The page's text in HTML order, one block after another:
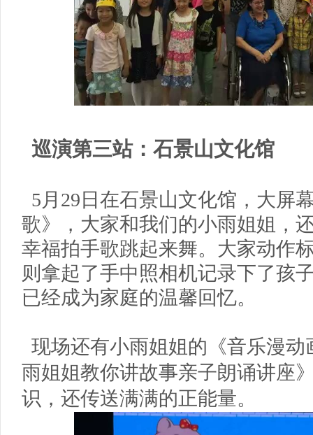
巡演第三站：石景山文化馆
5月29日在石景山文化馆，大屏
歌》，大家和我们的小雨姐姐，
幸福拍手歌跳起来舞。大家动作
则拿起了手中照相机记录下了孩
已经成为家庭的温馨回忆。
现场还有小雨姐姐的《音乐漫
雨姐姐教你讲故事亲子朗诵讲座
识，还传送满满的正能量。